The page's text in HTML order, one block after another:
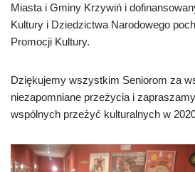
Miasta i Gminy Krzywiń i
Kultury i Dziedzictwa Narodowego
Promocji Kultury.
Dziękujemy wszystkim Seniorom za
niezapomniane przeżycia i
wspólnych przeżyć kulturalnych w